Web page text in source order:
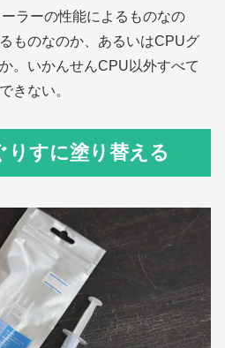
ラーの性能によるものなの
ものなのか、あるいはCPUグ
。いかんせんCPU以外すべて
きない。
りすに塗り替える